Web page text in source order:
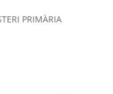
PRIMÀRIA